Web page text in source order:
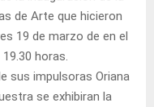
de Arte que hicieron
19 de marzo de en el
horas.
sus impulsoras Oriana
se exhibiran la